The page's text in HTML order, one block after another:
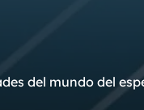
del mundo del